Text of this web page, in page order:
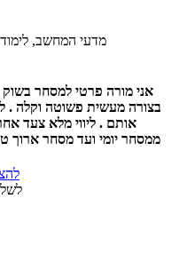
מדעי המחשב,
בצורה מעשית פשוטה וקלה .
אותם . ליווי מלא צעד
ממסחר יומי ועד מסחר ארוך